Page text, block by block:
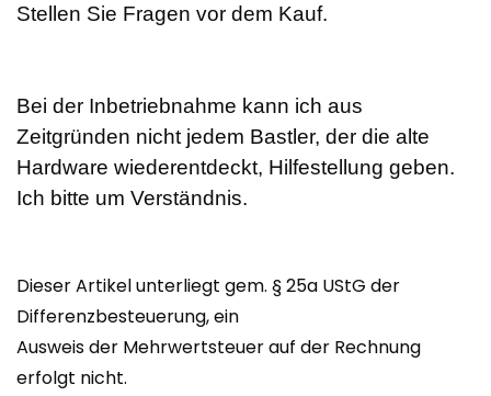
Stellen Sie Fragen vor dem Kauf.
Bei der Inbetriebnahme kann ich aus
Zeitgründen nicht jedem Bastler, der die alte
Hardware wiederentdeckt, Hilfestellung geben.
Ich bitte um Verständnis.
Dieser Artikel unterliegt gem. § 25a UStG der
Differenzbesteuerung, ein
Ausweis der Mehrwertsteuer auf der Rechnung
erfolgt nicht.